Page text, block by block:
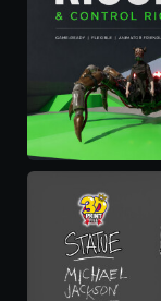
ریگ کاراکتر
پارسا سپانلو